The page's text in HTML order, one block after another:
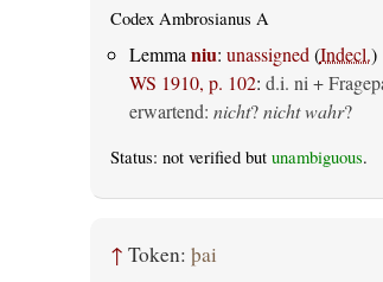
Codex Ambrosianus A
Lemma niu: unassigned (Indecl.)
WS 1910, p. 102: d.i. ni +
erwartend: nicht?nicht wahr?
Status: not verified but unambiguous.
↑ Token: þai